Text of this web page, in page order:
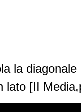
la
lato [II